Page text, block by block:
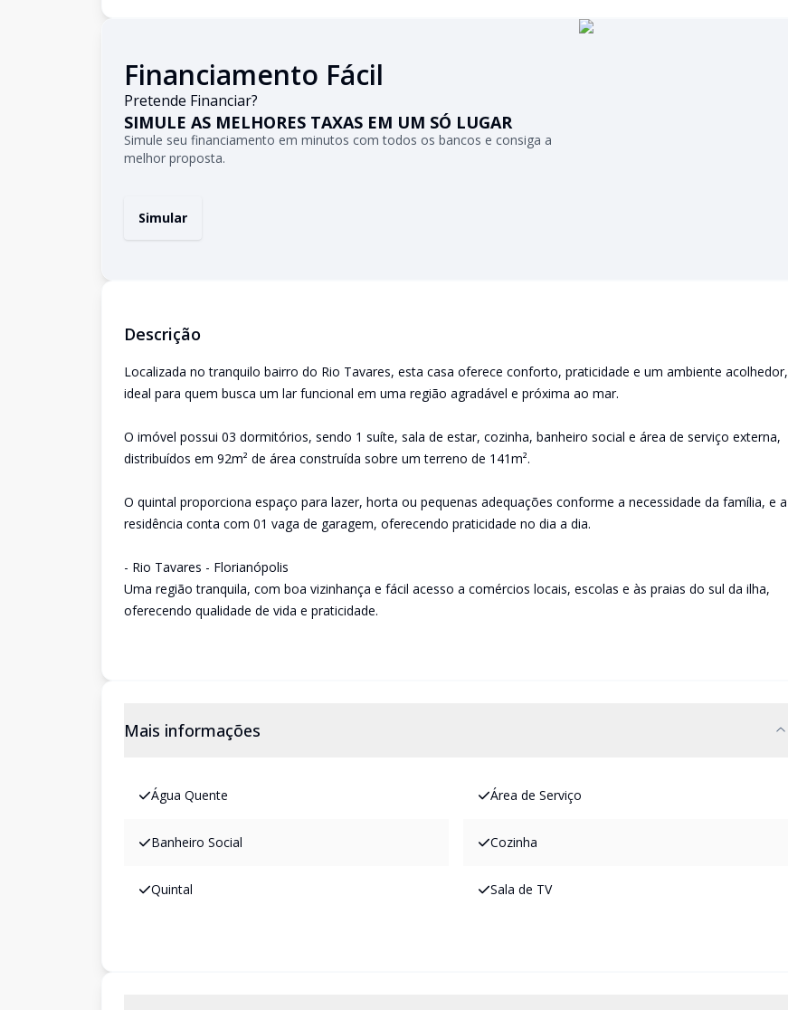
Financiamento Fácil
Pretende Financiar?
SIMULE AS MELHORES TAXAS EM UM SÓ LUGAR
Simule seu financiamento em minutos com todos os bancos e consiga a
melhor proposta.
Simular
Descrição
Localizada no tranquilo bairro do Rio Tavares, esta casa oferece conforto, praticidade e um ambiente acolhedor,
ideal para quem busca um lar funcional em uma região agradável e próxima ao mar.
O imóvel possui 03 dormitórios, sendo 1 suíte, sala de estar, cozinha, banheiro social e área de serviço externa,
distribuídos em 92m² de área construída sobre um terreno de 141m².
O quintal proporciona espaço para lazer, horta ou pequenas adequações conforme a necessidade da família, e a
residência conta com 01 vaga de garagem, oferecendo praticidade no dia a dia.
- Rio Tavares - Florianópolis
Uma região tranquila, com boa vizinhança e fácil acesso a comércios locais, escolas e às praias do sul da ilha,
oferecendo qualidade de vida e praticidade.
Mais informações
Água Quente Área de Serviço
Banheiro Social Cozinha
Quintal Sala de TV